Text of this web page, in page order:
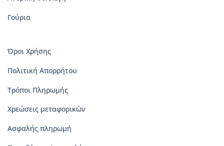
Γούρια
Όροι Χρήσης
Πολιτική Απορρήτου
Τρόποι Πληρωμής
Χρεώσεις μεταφορικών
Ασφαλής πληρωμή